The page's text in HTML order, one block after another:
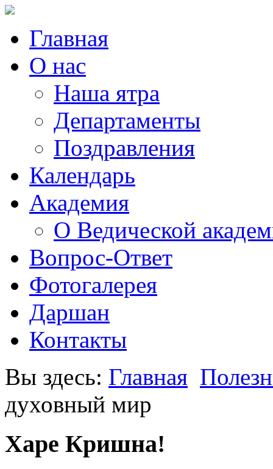
Главная
О нас
Наша ятра
Департаменты
Поздравления
Календарь
Академия
О Ведической
Вопрос-Ответ
Фотогалерея
Даршан
Контакты
Вы здесь: Главная
духовный мир
Харе Кришна!